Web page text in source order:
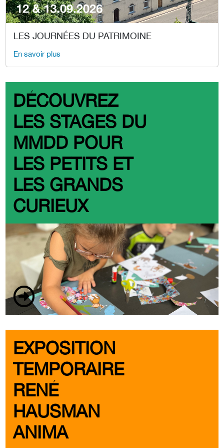
LES JOURNÉES DU PATRIMOINE
En savoir plus
DÉCOUVREZ
LES STAGES DU
MMDD POUR
LES PETITS ET
LES GRANDS
CURIEUX
EXPOSITION
TEMPORAIRE
RENÉ
HAUSMAN
ANIMA